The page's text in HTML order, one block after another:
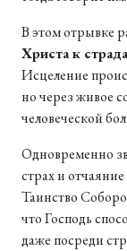
В этом отрывке
Христа к
Исцеление
но через живое
человеческой
Одновременно
страх и
Таинство
что Господь
даже посреди